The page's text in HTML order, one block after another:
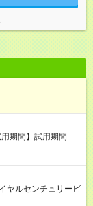
本採用時と同じで
ヤルセンチュリービ